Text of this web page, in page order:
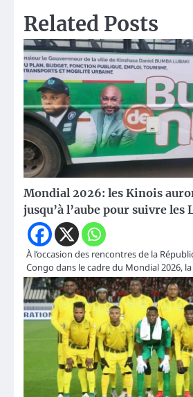
Related Posts
Mondial 2026: les Kinois
jusqu’à l’aube pour suivre les
À l’occasion des rencontres de la
Congo dans le cadre du Mondial 2026,